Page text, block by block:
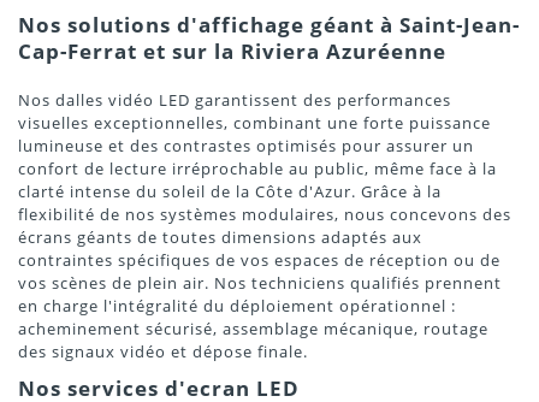
Nos solutions d'affichage géant à Saint-Jean-
Cap-Ferrat et sur la Riviera Azuréenne
Nos dalles vidéo LED garantissent des performances
visuelles exceptionnelles, combinant une forte puissance
lumineuse et des contrastes optimisés pour assurer un
confort de lecture irréprochable au public, même face à la
clarté intense du soleil de la Côte d'Azur. Grâce à la
flexibilité de nos systèmes modulaires, nous concevons des
écrans géants de toutes dimensions adaptés aux
contraintes spécifiques de vos espaces de réception ou de
vos scènes de plein air. Nos techniciens qualifiés prennent
en charge l'intégralité du déploiement opérationnel :
acheminement sécurisé, assemblage mécanique, routage
des signaux vidéo et dépose finale.
Nos services d'ecran LED